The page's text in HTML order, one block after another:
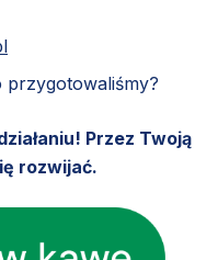
przygotowaliśmy?
Przez Twoją
rozwijać.